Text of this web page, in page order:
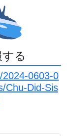
る
2024-0603-0
Chu-Did-Sis